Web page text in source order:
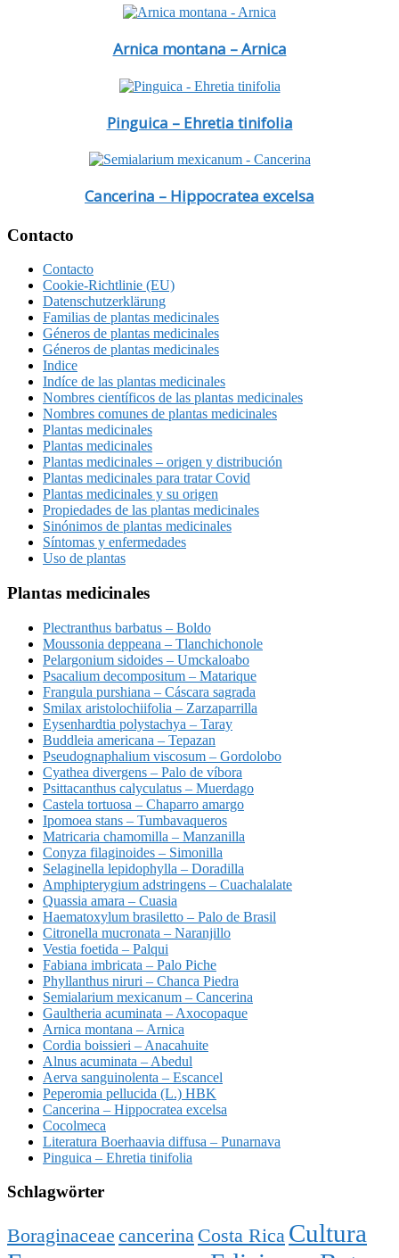
Arnica montana – Arnica
Pinguica – Ehretia tinifolia
Cancerina – Hippocratea excelsa
Footer
Contacto
Contacto
Cookie-Richtlinie (EU)
Datenschutzerklärung
Familias de plantas medicinales
Géneros de plantas medicinales
Géneros de plantas medicinales
Indice
Indíce de las plantas medicinales
Nombres científicos de las plantas medicinales
Nombres comunes de plantas medicinales
Plantas medicinales
Plantas medicinales
Plantas medicinales – origen y distribución
Plantas medicinales para tratar Covid
Plantas medicinales y su origen
Propiedades de las plantas medicinales
Sinónimos de plantas medicinales
Síntomas y enfermedades
Uso de plantas
Plantas medicinales
Plectranthus barbatus – Boldo
Moussonia deppeana – Tlanchichonole
Pelargonium sidoides – Umckaloabo
Psacalium decompositum – Matarique
Frangula purshiana – Cáscara sagrada
Smilax aristolochiifolia – Zarzaparrilla
Eysenhardtia polystachya – Taray
Buddleia americana – Tepazan
Pseudognaphalium viscosum – Gordolobo
Cyathea divergens – Palo de víbora
Psittacanthus calyculatus – Muerdago
Castela tortuosa – Chaparro amargo
Ipomoea stans – Tumbavaqueros
Matricaria chamomilla – Manzanilla
Conyza filaginoides – Simonilla
Selaginella lepidophylla – Doradilla
Amphipterygium adstringens – Cuachalalate
Quassia amara – Cuasia
Haematoxylum brasiletto – Palo de Brasil
Citronella mucronata – Naranjillo
Vestia foetida – Palqui
Fabiana imbricata – Palo Piche
Phyllanthus niruri – Chanca Piedra
Semialarium mexicanum – Cancerina
Gaultheria acuminata – Axocopaque
Arnica montana – Arnica
Cordia boissieri – Anacahuite
Alnus acuminata – Abedul
Aerva sanguinolenta – Escancel
Peperomia pellucida (L.) HBK
Cancerina – Hippocratea excelsa
Cocolmeca
Literatura Boerhaavia diffusa – Punarnava
Pinguica – Ehretia tinifolia
Schlagwörter
Boraginaceae cancerina Costa Rica Cultura